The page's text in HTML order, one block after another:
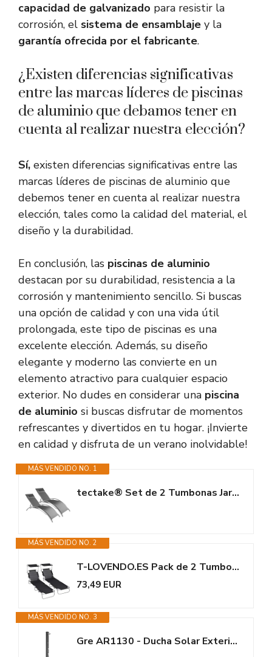
capacidad de galvanizado para resistir la
corrosión, el sistema de ensamblaje y la
garantía ofrecida por el fabricante.
¿Existen diferencias significativas
entre las marcas líderes de piscinas
de aluminio que debamos tener en
cuenta al realizar nuestra elección?
Sí, existen diferencias significativas entre las
marcas líderes de piscinas de aluminio que
debemos tener en cuenta al realizar nuestra
elección, tales como la calidad del material, el
diseño y la durabilidad.
En conclusión, las piscinas de aluminio
destacan por su durabilidad, resistencia a la
corrosión y mantenimiento sencillo. Si buscas
una opción de calidad y con una vida útil
prolongada, este tipo de piscinas es una
excelente elección. Además, su diseño
elegante y moderno las convierte en un
elemento atractivo para cualquier espacio
exterior. No dudes en considerar una piscina
de aluminio si buscas disfrutar de momentos
refrescantes y divertidos en tu hogar. ¡Invierte
en calidad y disfruta de un verano inolvidable!
MÁS VENDIDO NO. 1
tectake® Set de 2 Tumbonas Jardín Exterior, Tumbona con Reposacabezas,...
MÁS VENDIDO NO. 2
T-LOVENDO.ES Pack de 2 Tumbonas de Playa Reclinables con Parasol Ajustable...
73,49 EUR
MÁS VENDIDO NO. 3
Gre AR1130 - Ducha Solar Exterior para Piscinas. Ducha para Jardín en...